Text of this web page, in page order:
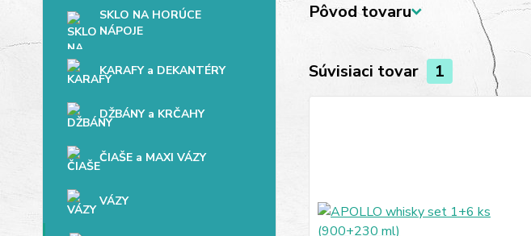
SKLO NA HORÚCE
NÁPOJE
KARAFY a DEKANTÉRY
DŽBÁNY a KRČAHY
ČIAŠE a MAXI VÁZY
VÁZY
Pôvod tovaru
Súvisiaci tovar 1